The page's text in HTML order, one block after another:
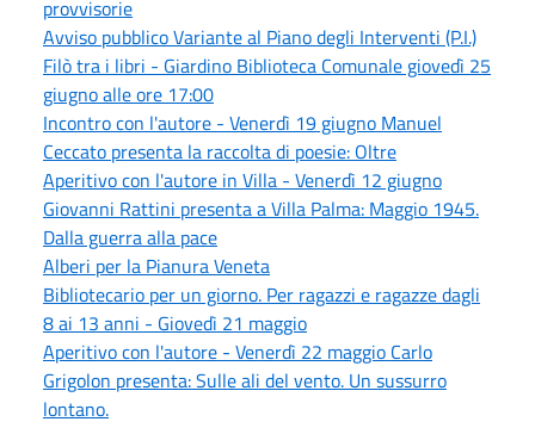
provvisorie
Avviso pubblico Variante al Piano degli Interventi (P.I.)
Filò tra i libri - Giardino Biblioteca Comunale giovedì 25
giugno alle ore 17:00
Incontro con l'autore - Venerdì 19 giugno Manuel
Ceccato presenta la raccolta di poesie: Oltre
Aperitivo con l'autore in Villa - Venerdì 12 giugno
Giovanni Rattini presenta a Villa Palma: Maggio 1945.
Dalla guerra alla pace
Alberi per la Pianura Veneta
Bibliotecario per un giorno. Per ragazzi e ragazze dagli
8 ai 13 anni - Giovedì 21 maggio
Aperitivo con l'autore - Venerdì 22 maggio Carlo
Grigolon presenta: Sulle ali del vento. Un sussurro
lontano.